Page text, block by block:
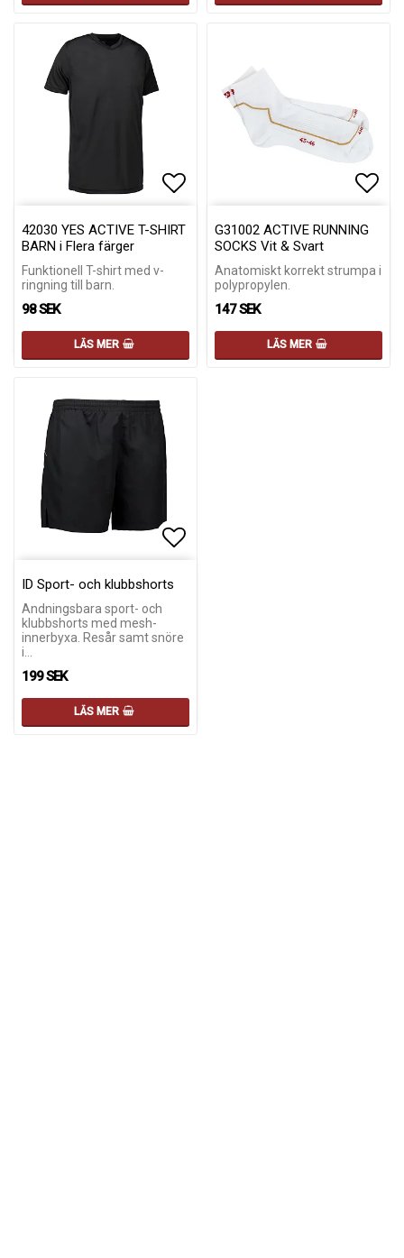
42030 YES ACTIVE T-SHIRT
BARN i Flera färger
Funktionell T-shirt med v-
ringning till barn.
98 SEK
LÄS MER
G31002 ACTIVE RUNNING
SOCKS Vit & Svart
Anatomiskt korrekt strumpa i
polypropylen.
147 SEK
LÄS MER
ID Sport- och klubbshorts
Andningsbara sport- och
klubbshorts med mesh-
innerbyxa. Resår samt snöre
i…
199 SEK
LÄS MER